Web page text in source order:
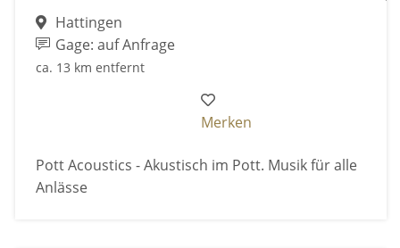
Hattingen
Gage: auf Anfrage
ca. 13 km entfernt
Merken
Pott Acoustics - Akustisch im Pott. Musik für alle
Anlässe